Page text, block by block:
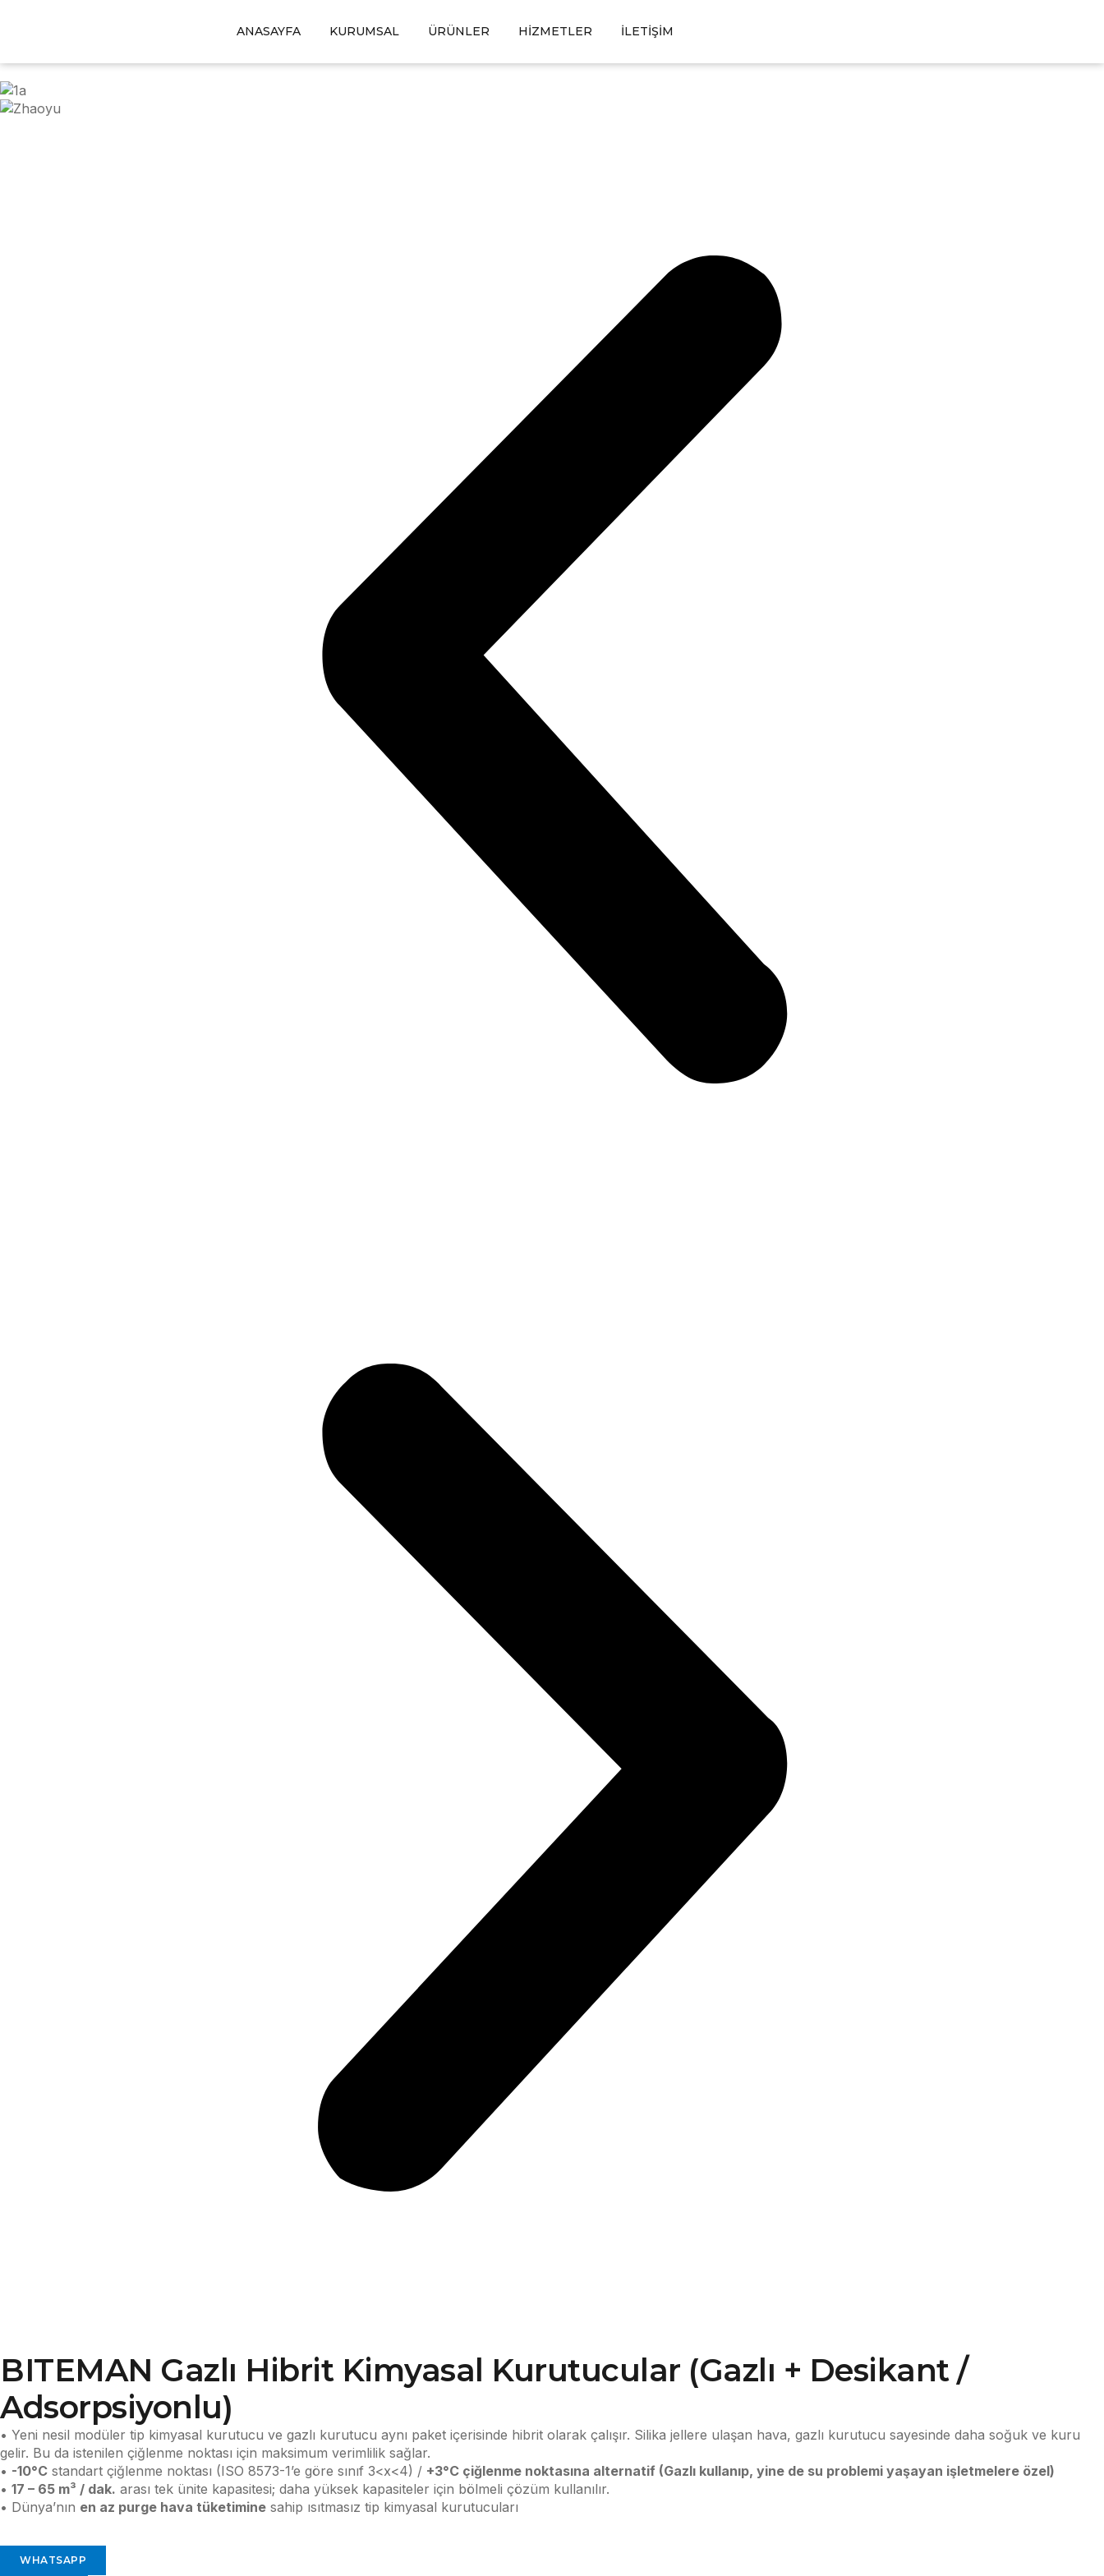
ANASAYFA KURUMSAL ÜRÜNLER HIZMETLER İLETIŞIM
BITEMAN Gazlı Hibrit Kimyasal Kurutucular (Gazlı + Desikant /
Adsorpsiyonlu)
• Yeni nesil modüler tip kimyasal kurutucu ve gazlı kurutucu aynı paket içerisinde hibrit olarak çalışır. Silika jellere ulaşan hava, gazlı kurutucu sayesinde daha soğuk ve kuru
gelir. Bu da istenilen çiğlenme noktası için maksimum verimlilik sağlar.
• -10°C standart çiğlenme noktası (ISO 8573-1’e göre sınıf 3<x<4) / +3°C çiğlenme noktasına alternatif (Gazlı kullanıp, yine de su problemi yaşayan işletmelere özel)
• 17 – 65 m³ / dak. arası tek ünite kapasitesi; daha yüksek kapasiteler için bölmeli çözüm kullanılır.
• Dünya’nın en az purge hava tüketimine sahip ısıtmasız tip kimyasal kurutucuları
WHATSAPP